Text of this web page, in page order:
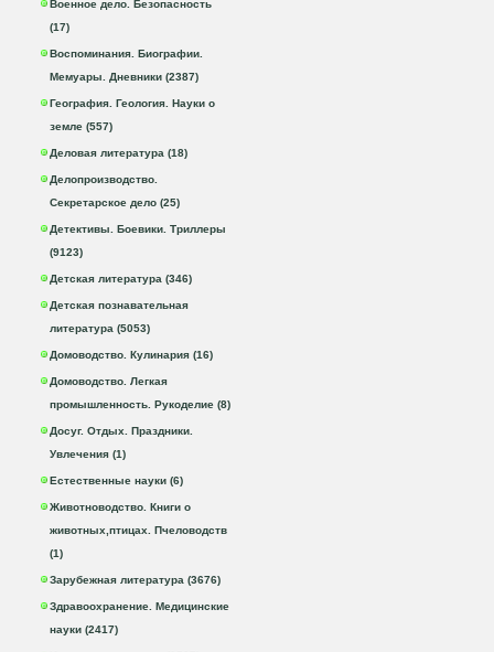
Военное дело. Безопасность
(17)
Воспоминания. Биографии.
Мемуары. Дневники (2387)
География. Геология. Науки о
земле (557)
Деловая литература (18)
Делопроизводство.
Секретарское дело (25)
Детективы. Боевики. Триллеры
(9123)
Детская литература (346)
Детская познавательная
литература (5053)
Домоводство. Кулинария (16)
Домоводство. Легкая
промышленность. Рукоделие (8)
Досуг. Отдых. Праздники.
Увлечения (1)
Естественные науки (6)
Животноводство. Книги о
животных,птицах. Пчеловодств
(1)
Зарубежная литература (3676)
Здравоохранение. Медицинские
науки (2417)